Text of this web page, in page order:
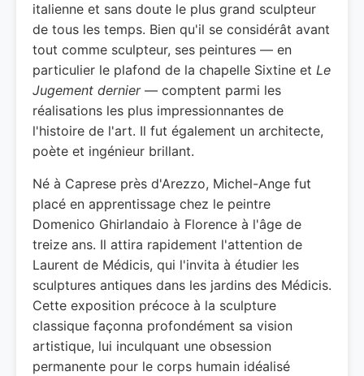
italienne et sans doute le plus grand sculpteur
de tous les temps. Bien qu'il se considérât avant
tout comme sculpteur, ses peintures — en
particulier le plafond de la chapelle Sixtine et Le
Jugement dernier— comptent parmi les
réalisations les plus impressionnantes de
l'histoire de l'art. Il fut également un architecte,
poète et ingénieur brillant.
Né à Caprese près d'Arezzo, Michel-Ange fut
placé en apprentissage chez le peintre
Domenico Ghirlandaio à Florence à l'âge de
treize ans. Il attira rapidement l'attention de
Laurent de Médicis, qui l'invita à étudier les
sculptures antiques dans les jardins des Médicis.
Cette exposition précoce à la sculpture
classique façonna profondément sa vision
artistique, lui inculquant une obsession
permanente pour le corps humain idéalisé